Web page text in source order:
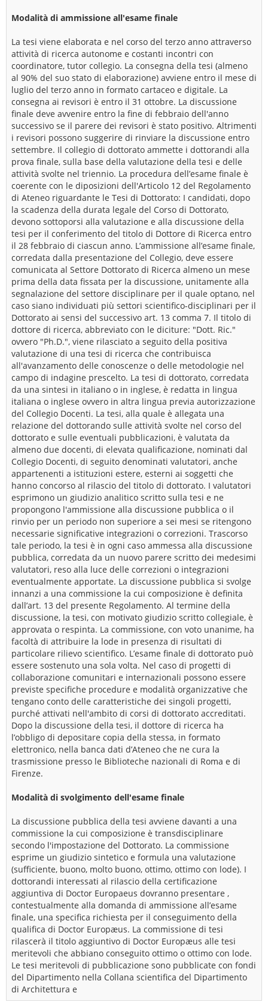
Modalità di ammissione all'esame finale
La tesi viene elaborata e nel corso del terzo anno attraverso
attività di ricerca autonome e costanti incontri con
coordinatore, tutor collegio. La consegna della tesi (almeno
al 90% del suo stato di elaborazione) avviene entro il mese di
luglio del terzo anno in formato cartaceo e digitale. La
consegna ai revisori è entro il 31 ottobre. La discussione
finale deve avvenire entro la fine di febbraio dell'anno
successivo se il parere dei revisori è stato positivo. Altrimenti
i revisori possono suggerire di rinviare la discussione entro
settembre. Il collegio di dottorato ammette i dottorandi alla
prova finale, sulla base della valutazione della tesi e delle
attività svolte nel triennio. La procedura dell’esame finale è
coerente con le diposizioni dell'Articolo 12 del Regolamento
di Ateneo riguardante le Tesi di Dottorato: I candidati, dopo
la scadenza della durata legale del Corso di Dottorato,
devono sottoporsi alla valutazione e alla discussione della
tesi per il conferimento del titolo di Dottore di Ricerca entro
il 28 febbraio di ciascun anno. L’ammissione all’esame finale,
corredata dalla presentazione del Collegio, deve essere
comunicata al Settore Dottorato di Ricerca almeno un mese
prima della data fissata per la discussione, unitamente alla
segnalazione del settore disciplinare per il quale optano, nel
caso siano individuati più settori scientifico-disciplinari per il
Dottorato ai sensi del successivo art. 13 comma 7. Il titolo di
dottore di ricerca, abbreviato con le diciture: "Dott. Ric."
ovvero "Ph.D.", viene rilasciato a seguito della positiva
valutazione di una tesi di ricerca che contribuisca
all'avanzamento delle conoscenze o delle metodologie nel
campo di indagine prescelto. La tesi di dottorato, corredata
da una sintesi in italiano o in inglese, è redatta in lingua
italiana o inglese ovvero in altra lingua previa autorizzazione
del Collegio Docenti. La tesi, alla quale è allegata una
relazione del dottorando sulle attività svolte nel corso del
dottorato e sulle eventuali pubblicazioni, è valutata da
almeno due docenti, di elevata qualificazione, nominati dal
Collegio Docenti, di seguito denominati valutatori, anche
appartenenti a istituzioni estere, esterni ai soggetti che
hanno concorso al rilascio del titolo di dottorato. I valutatori
esprimono un giudizio analitico scritto sulla tesi e ne
propongono l'ammissione alla discussione pubblica o il
rinvio per un periodo non superiore a sei mesi se ritengono
necessarie significative integrazioni o correzioni. Trascorso
tale periodo, la tesi è in ogni caso ammessa alla discussione
pubblica, corredata da un nuovo parere scritto dei medesimi
valutatori, reso alla luce delle correzioni o integrazioni
eventualmente apportate. La discussione pubblica si svolge
innanzi a una commissione la cui composizione è definita
dall’art. 13 del presente Regolamento. Al termine della
discussione, la tesi, con motivato giudizio scritto collegiale, è
approvata o respinta. La commissione, con voto unanime, ha
facoltà di attribuire la lode in presenza di risultati di
particolare rilievo scientifico. L’esame finale di dottorato può
essere sostenuto una sola volta. Nel caso di progetti di
collaborazione comunitari e internazionali possono essere
previste specifiche procedure e modalità organizzative che
tengano conto delle caratteristiche dei singoli progetti,
purché attivati nell'ambito di corsi di dottorato accreditati.
Dopo la discussione della tesi, il dottore di ricerca ha
l’obbligo di depositare copia della stessa, in formato
elettronico, nella banca dati d’Ateneo che ne cura la
trasmissione presso le Biblioteche nazionali di Roma e di
Firenze.
Modalità di svolgimento dell'esame finale
La discussione pubblica della tesi avviene davanti a una
commissione la cui composizione è transdisciplinare
secondo l'impostazione del Dottorato. La commissione
esprime un giudizio sintetico e formula una valutazione
(sufficiente, buono, molto buono, ottimo, ottimo con lode). I
dottorandi interessati al rilascio della certificazione
aggiuntiva di Doctor Europaeus dovranno presentare ,
contestualmente alla domanda di ammissione all’esame
finale, una specifica richiesta per il conseguimento della
qualifica di Doctor Europæus. La commissione di tesi
rilascerà il titolo aggiuntivo di Doctor Europæus alle tesi
meritevoli che abbiano conseguito ottimo o ottimo con lode.
Le tesi meritevoli di pubblicazione sono pubblicate con fondi
del Dipartimento nella Collana scientifica del Dipartimento
di Architettura e